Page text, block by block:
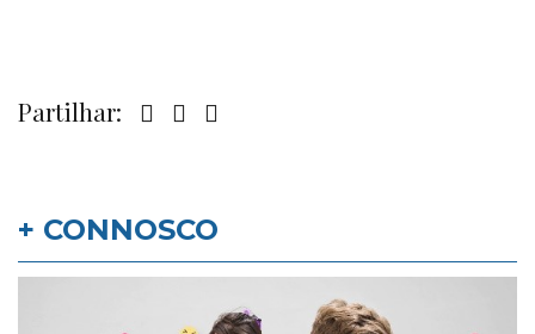
Partilhar:
+ CONNOSCO